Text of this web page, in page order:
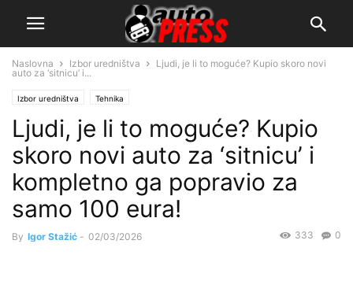
Naslovna Izbor uredništva
Ljudi, je li to moguće? Kupio skoro novi
auto za ‘sitnicu’ i...
Izbor uredništva Tehnika
Ljudi, je li to moguće? Kupio
skoro novi auto za ‘sitnicu’ i
kompletno ga popravio za
samo 100 eura!
By Igor Stažić - 02/03/2026 0
333